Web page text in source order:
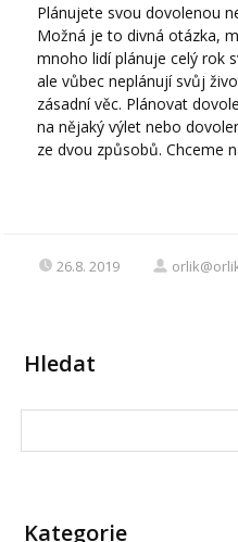
Plánujete svou dovolenou
Možná je to divná otázka,
mnoho lidí plánuje celý rok
ale vůbec neplánují svůj
zásadní věc. Plánovat
na nějaký výlet nebo
ze dvou způsobů. Chceme
26.8. 2019
Hledat
Kategorie